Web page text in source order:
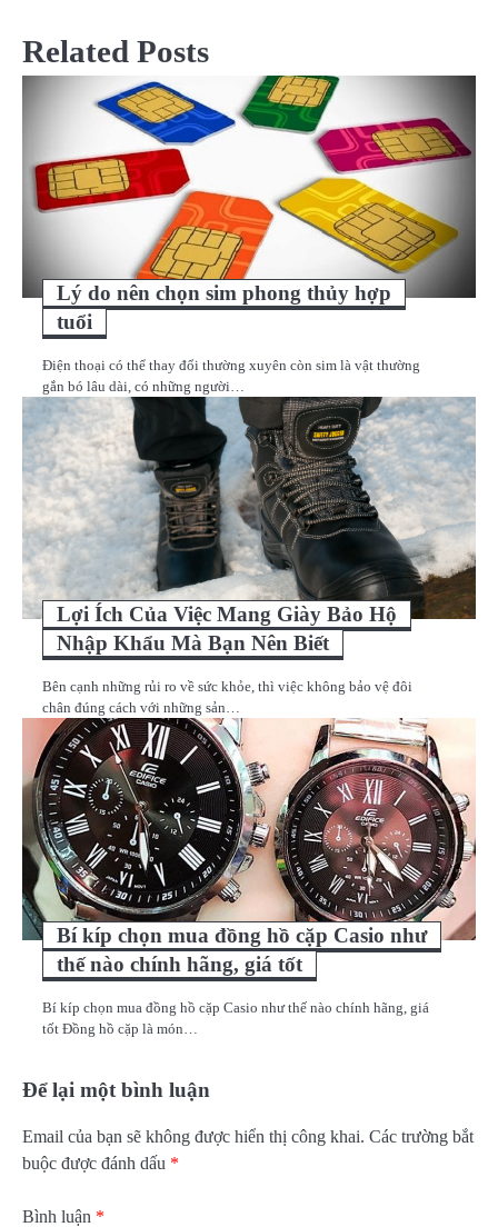
bài
viết
Related Posts
Lý do nên chọn sim phong thủy hợp
tuổi
Điện thoại có thể thay đổi thường xuyên còn sim là vật thường
gắn bó lâu dài, có những người…
Lợi Ích Của Việc Mang Giày Bảo Hộ
Nhập Khẩu Mà Bạn Nên Biết
Bên cạnh những rủi ro về sức khỏe, thì việc không bảo vệ đôi
chân đúng cách với những sản…
Bí kíp chọn mua đồng hồ cặp Casio như
thế nào chính hãng, giá tốt
Bí kíp chọn mua đồng hồ cặp Casio như thế nào chính hãng, giá
tốt Đồng hồ cặp là món…
Để lại một bình luận
Email của bạn sẽ không được hiển thị công khai. Các trường bắt
buộc được đánh dấu *
Bình luận *